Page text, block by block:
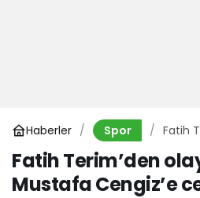
Haberler Spor
Fatih
Fatih Terim’den
Mustafa Cengiz’e